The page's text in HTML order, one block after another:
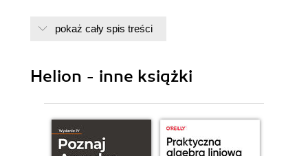
Ujęcia trzy czwarte - pozy stojące (zdjęcia 271 -
Ujęcia całych postaci - pozy leżące (zdjęcia 344 -
pokaż cały spis treści
Helion - inne książki